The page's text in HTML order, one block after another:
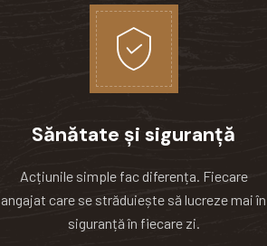
Sănătate și siguranță
Acțiunile simple fac diferența. Fiecare
angajat care se străduiește să lucreze mai în
siguranță în fiecare zi.